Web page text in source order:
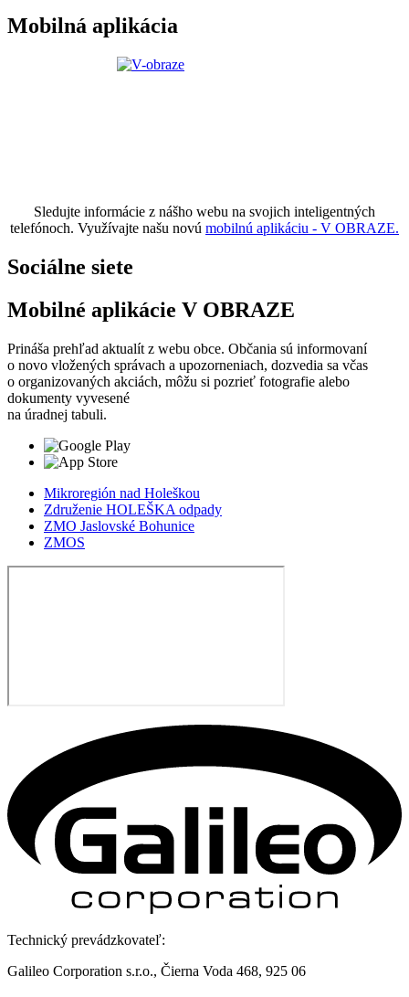
Mobilná aplikácia
Sledujte informácie z nášho webu na svojich inteligentných
telefónoch. Využívajte našu novú mobilnú aplikáciu - V OBRAZE.
Sociálne siete
Mobilné aplikácie V OBRAZE
Prináša prehľad aktualít z webu obce. Občania sú informovaní
o novo vložených správach a upozorneniach, dozvedia sa včas
o organizovaných akciách, môžu si pozrieť fotografie alebo
dokumenty vyvesené
na úradnej tabuli.
Mikroregión nad Holeškou
Združenie HOLEŠKA odpady
ZMO Jaslovské Bohunice
ZMOS
Technický prevádzkovateľ:
Galileo Corporation s.r.o., Čierna Voda 468, 925 06